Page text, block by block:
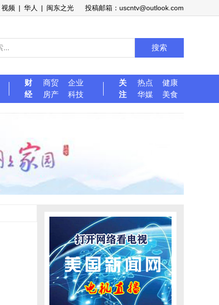
视频 | 华人 | 闽东之光 投稿邮箱：uscntv@outlook.com
搜索
财
经
商贸
企业
房产
科技
关
注
热点
健康
华媒
美食